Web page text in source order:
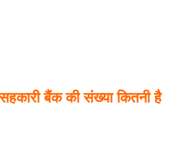
बैंक की संख्या कितनी है